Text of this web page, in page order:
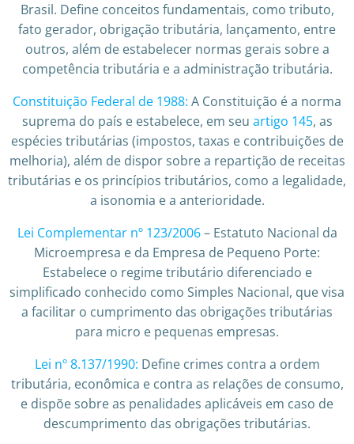
Brasil. Define conceitos fundamentais, como tributo,
fato gerador, obrigação tributária, lançamento, entre
outros, além de estabelecer normas gerais sobre a
competência tributária e a administração tributária.
Constituição Federal de 1988: A Constituição é a norma
suprema do país e estabelece, em seu artigo 145, as
espécies tributárias (impostos, taxas e contribuições de
melhoria), além de dispor sobre a repartição de receitas
tributárias e os princípios tributários, como a legalidade,
a isonomia e a anterioridade.
Lei Complementar nº 123/2006– Estatuto Nacional da
Microempresa e da Empresa de Pequeno Porte:
Estabelece o regime tributário diferenciado e
simplificado conhecido como Simples Nacional, que visa
a facilitar o cumprimento das obrigações tributárias
para micro e pequenas empresas.
Lei nº 8.137/1990: Define crimes contra a ordem
tributária, econômica e contra as relações de consumo,
e dispõe sobre as penalidades aplicáveis em caso de
descumprimento das obrigações tributárias.